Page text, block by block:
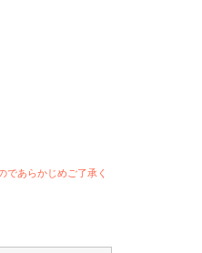
であらかじめご了承く